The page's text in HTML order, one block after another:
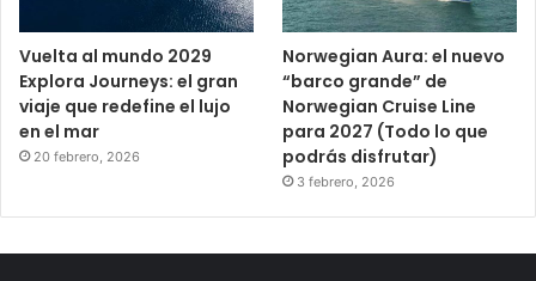
Vuelta al mundo 2029
Explora Journeys: el gran
viaje que redefine el lujo
en el mar
20 febrero, 2026
Norwegian Aura: el nuevo
“barco grande” de
Norwegian Cruise Line
para 2027 (Todo lo que
podrás disfrutar)
3 febrero, 2026